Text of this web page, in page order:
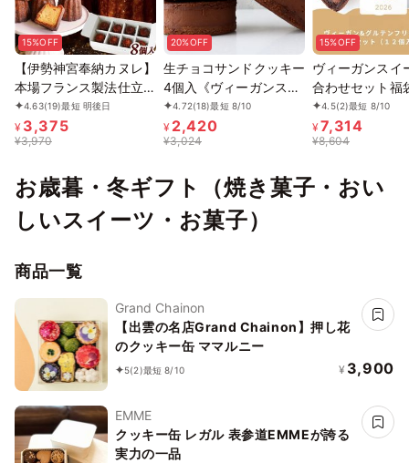
15%OFF
【伊勢神宮奉納カヌレ】
本場フランス製法仕立て
香り高く余韻まで美し
い-キセキのカヌレ お中
元2026
4.63(19)最短 明後日
¥ 3,375
¥3,970
20%OFF
生チョコサンドクッキー
4個入《ヴィーガンスイ
ーツ》
4.72(18)最短 8/10
¥ 2,420
¥3,024
15%OFF
ヴィーガンスイ
合わせセット福
ーガンスイーツ
4.5(2)最短 8/10
¥7,314
¥8,604
お歳暮・冬ギフト（焼き菓子・おい
しいスイーツ・お菓子）
商品一覧
Grand Chainon
【出雲の名店Grand Chainon】押し花
のクッキー缶 ママルニー
5(2)最短 8/10 ¥ 3,900
EMME
クッキー缶 レガル 表参道EMMEが誇る
実力の一品